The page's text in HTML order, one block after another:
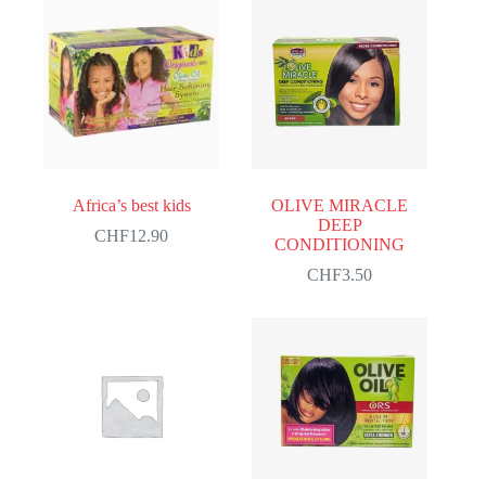
Africa’s best kids
CHF12.90
OLIVE MIRACLE
DEEP
CONDITIONING
CHF3.50